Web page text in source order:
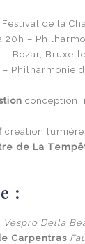
Festival de la
20h –
– Bozar,
– Philharmonie
conception,
création
de La
:
Vespro Della
Carpentras